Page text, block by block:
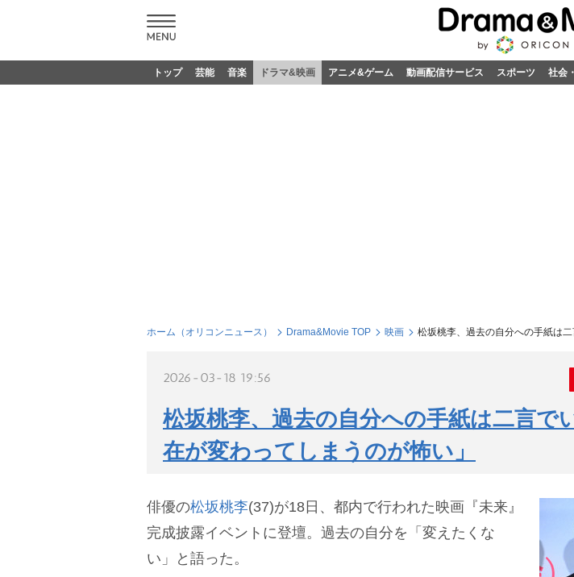
トップ 芸能 音楽 ドラマ&映画 アニメ&ゲーム 動画配信サービス スポーツ 社会
ホーム（オリコンニュース） Drama&Movie TOP 映画 松坂桃李、過去の自分への手紙は
2026-03-18 19:56
松坂桃李、過去の自分への手紙は二言で
在が変わってしまうのが怖い」
俳優の松坂桃李(37)が18日、都内で行われた映画『未来』
完成披露イベントに登壇。過去の自分を「変えたくな
い」と語った。